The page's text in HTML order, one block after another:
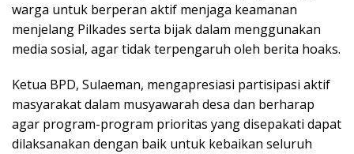
warga untuk berperan aktif menjaga keamanan
menjelang Pilkades serta bijak dalam menggunakan
media sosial, agar tidak terpengaruh oleh berita hoaks.
Ketua BPD, Sulaeman, mengapresiasi partisipasi aktif
masyarakat dalam musyawarah desa dan berharap
agar program-program prioritas yang disepakati dapat
dilaksanakan dengan baik untuk kebaikan seluruh